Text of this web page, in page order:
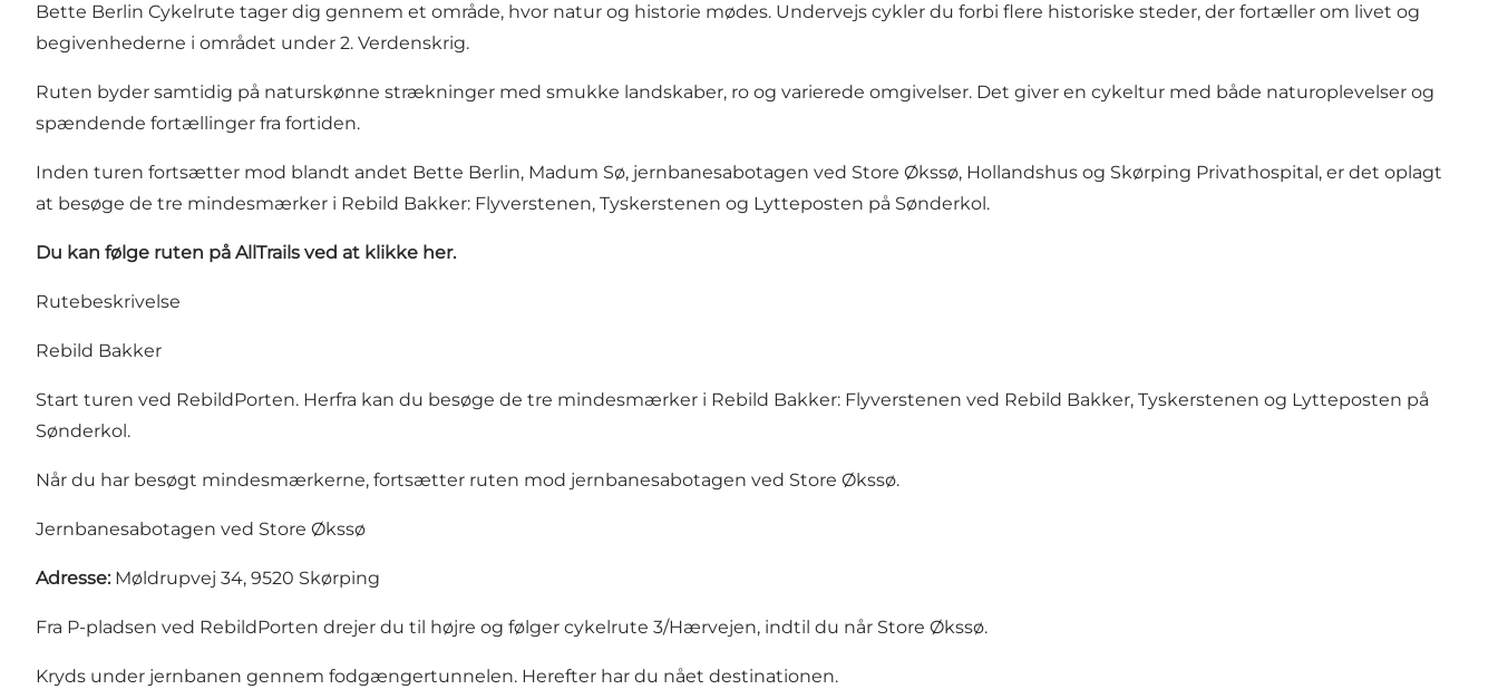
Bette Berlin Cykelrute tager dig gennem et område, hvor natur og historie mødes. Undervejs cykler du forbi flere historiske steder, der fortæller om livet og
begivenhederne i området under 2. Verdenskrig.
Ruten byder samtidig på naturskønne strækninger med smukke landskaber, ro og varierede omgivelser. Det giver en cykeltur med både naturoplevelser og
spændende fortællinger fra fortiden.
Inden turen fortsætter mod blandt andet Bette Berlin, Madum Sø, jernbanesabotagen ved Store Økssø, Hollandshus og Skørping Privathospital, er det oplagt
at besøge de tre mindesmærker i Rebild Bakker: Flyverstenen, Tyskerstenen og Lytteposten på Sønderkol.
Du kan følge ruten på AllTrails ved at klikke her.
Rutebeskrivelse
Rebild Bakker
Start turen ved RebildPorten. Herfra kan du besøge de tre mindesmærker i Rebild Bakker: Flyverstenen ved Rebild Bakker, Tyskerstenen og Lytteposten på
Sønderkol.
Når du har besøgt mindesmærkerne, fortsætter ruten mod jernbanesabotagen ved Store Økssø.
Jernbanesabotagen ved Store Økssø
Adresse: Møldrupvej 34, 9520 Skørping
Fra P-pladsen ved RebildPorten drejer du til højre og følger cykelrute 3/Hærvejen, indtil du når Store Økssø.
Kryds under jernbanen gennem fodgængertunnelen. Herefter har du nået destinationen.